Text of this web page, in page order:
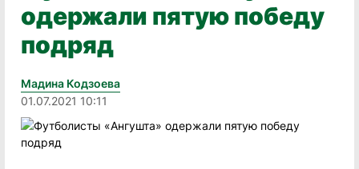
одержали пятую победу
подряд
Мадина Кодзоева
01.07.2021 10:11